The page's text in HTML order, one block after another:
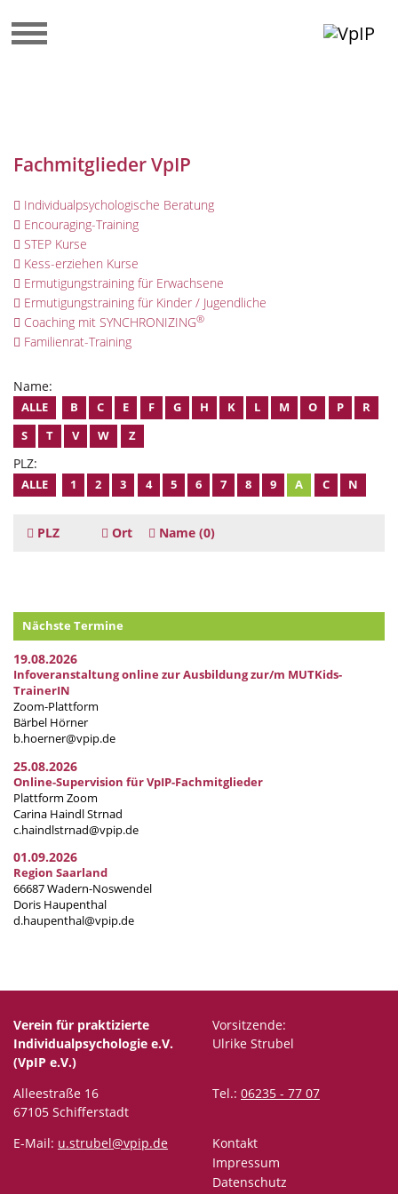
Fachmitglieder VpIP
Individualpsychologische Beratung
Encouraging-Training
STEP Kurse
Kess-erziehen Kurse
Ermutigungstraining für Erwachsene
Ermutigungstraining für Kinder / Jugendliche
Coaching mit SYNCHRONIZING®
Familienrat-Training
Name:
ALLE B C E F G H K L M O P
R
S
T V W Z
PLZ:
ALLE 1 2 3 4 5 6 7 8 9 A C N
PLZ Ort Name (0)
Nächste Termine
19.08.2026
Infoveranstaltung online zur Ausbildung zur/m MUTKids-
TrainerIN
Zoom-Plattform
Bärbel Hörner
b.hoerner@vpip.de
25.08.2026
Online-Supervision für VpIP-Fachmitglieder
Plattform Zoom
Carina Haindl Strnad
c.haindlstrnad@vpip.de
01.09.2026
Region Saarland
66687 Wadern-Noswendel
Doris Haupenthal
d.haupenthal@vpip.de
Verein für praktizierte
Individualpsychologie e.V.
(VpIP e.V.)
Vorsitzende:
Ulrike Strubel
Alleestraße 16
67105 Schifferstadt
Tel.: 06235 - 77 07
E-Mail: u.strubel@vpip.de
Kontakt
Impressum
Datenschutz